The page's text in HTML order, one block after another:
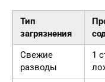
Тип
загрязнения
Свежие
разводы
1